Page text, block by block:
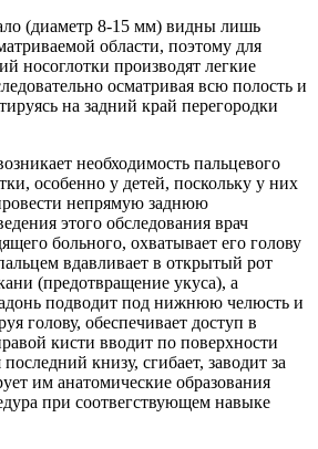
(диаметр 8-15 мм) видны лишь
области, поэтому для
носоглотки производят легкие
осматривая всю полость и
на задний край перегородки
необходимость пальцевого
особенно у детей, поскольку у них
непрямую заднюю
этого обследования врач
больного, охватывает его голову
вдавливает в открытый рот
(предотвращение укуса), а
подводит под нижнюю челюсть и
голову, обеспечивает доступ в
кисти вводит по поверхности
книзу, сгибает, заводит за
им анатомические образования
при соотвегствующем навыке